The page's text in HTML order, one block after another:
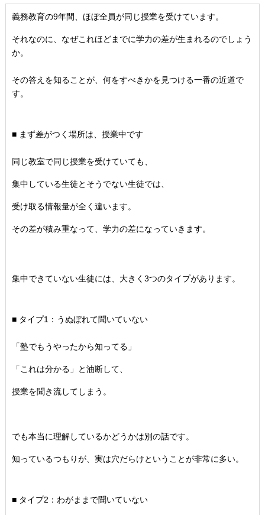
義務教育の9年間、ほぼ全員が同じ授業を受けています。
それなのに、 なぜこれほどまでに学力の差が生まれるのでしょう
か。
その答えを知ることが、何をすべきかを見つける一番の近道で
す。
■ まず差がつく場所は、授業中です
同じ教室で同じ授業を受けていても、
集中している生徒とそうでない生徒では、
受け取る情報量が全く違います。
その差が積み重なって、 学力の差になっていきます。
集中できていない生徒には、大きく3つのタイプがあります。
■ タイプ1：うぬぼれて聞いていない
「塾でもうやったから知ってる」
「これは分かる」と油断して、
授業を聞き流してしまう。
でも本当に理解しているかどうかは別の話です。
知っているつもりが、実は穴だらけということが非常に多い。
■ タイプ2：わがままで聞いていない